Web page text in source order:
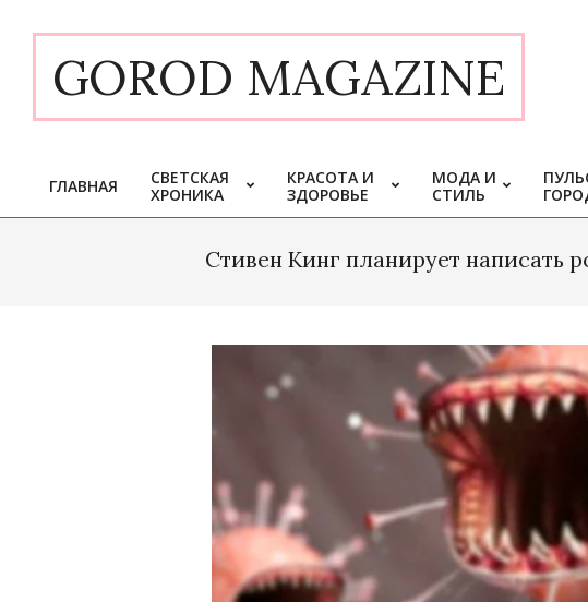
contentGOROD MAGAZINE
Primary
Navigation
ГЛАВНАЯ
СВЕТСКАЯ
ХРОНИКА
КРАСОТА И
ЗДОРОВЬЕ
МОДА И
СТИЛЬ
Стивен Кинг планирует написать